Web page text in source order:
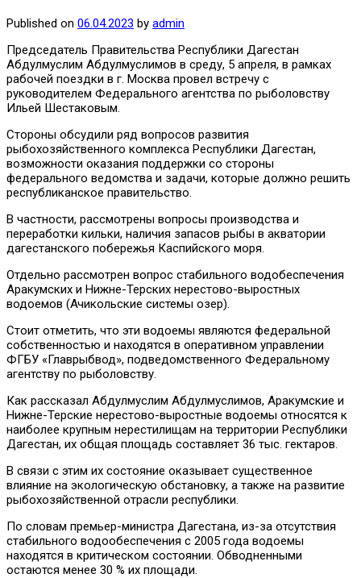
Published on 06.04.2023 by admin
Председатель Правительства Республики Дагестан
Абдулмуслим Абдулмуслимов в среду, 5 апреля, в рамках
рабочей поездки в г. Москва провел встречу с
руководителем Федерального агентства по рыболовству
Ильей Шестаковым.
Стороны обсудили ряд вопросов развития
рыбохозяйственного комплекса Республики Дагестан,
возможности оказания поддержки со стороны
федерального ведомства и задачи, которые должно решить
республиканское правительство.
В частности, рассмотрены вопросы производства и
переработки кильки, наличия запасов рыбы в акватории
дагестанского побережья Каспийского моря.
Отдельно рассмотрен вопрос стабильного водобеспечения
Аракумских и Нижне-Терских нерестово-выростных
водоемов (Ачикольские системы озер).
Стоит отметить, что эти водоемы являются федеральной
собственностью и находятся в оперативном управлении
ФГБУ «Главрыбвод», подведомственного Федеральному
агентству по рыболовству.
Как рассказал Абдулмуслим Абдулмуслимов, Аракумские и
Нижне-Терские нерестово-выростные водоемы относятся к
наиболее крупным нерестилищам на территории Республики
Дагестан, их общая площадь составляет 36 тыс. гектаров.
В связи с этим их состояние оказывает существенное
влияние на экологическую обстановку, а также на развитие
рыбохозяйственной отрасли республики.
По словам премьер-министра Дагестана, из-за отсутствия
стабильного водообеспечения с 2005 года водоемы
находятся в критическом состоянии. Обводненными
остаются менее 30 % их площади.